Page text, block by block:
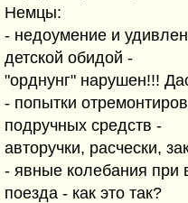
Немцы:
- недоумение и
детской обидой -
"орднунг" нарушен!!!
- попытки
подручных средств -
авторучки, расчески,
- явные колебания
поезда - как это так?